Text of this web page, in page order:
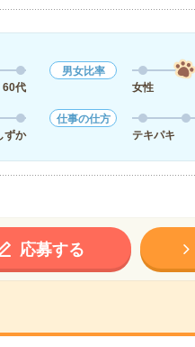
60代
男女比率
女性
ずか
仕事の仕方
テキパキ
応募する